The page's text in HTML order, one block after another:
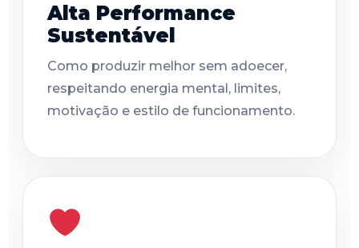
Alta Performance
Sustentável
Como produzir melhor sem adoecer,
respeitando energia mental, limites,
motivação e estilo de funcionamento.